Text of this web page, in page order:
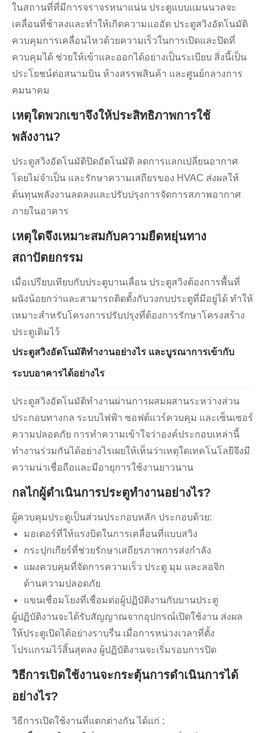
ในสถานที่ที่มีการจราจรหนาแน่น ประตูแบบแมนนวลจะ
เคลื่อนที่ช้าลงและทำให้เกิดความแออัด ประตูสวิงอัตโนมัติ
ควบคุมการเคลื่อนไหวด้วยความเร็วในการเปิดและปิดที่
ควบคุมได้ ช่วยให้เข้าและออกได้อย่างเป็นระเบียบ สิ่งนี้เป็น
ประโยชน์ต่อสนามบิน ห้างสรรพสินค้า และศูนย์กลางการ
คมนาคม
เหตุใดพวกเขาจึงให้ประสิทธิภาพการใช้
พลังงาน?
ประตูสวิงอัตโนมัติปิดอัตโนมัติ ลดการแลกเปลี่ยนอากาศ
โดยไม่จำเป็น และรักษาความเสถียรของ HVAC ส่งผลให้
ต้นทุนพลังงานลดลงและปรับปรุงการจัดการสภาพอากาศ
ภายในอาคาร
เหตุใดจึงเหมาะสมกับความยืดหยุ่นทาง
สถาปัตยกรรม
เมื่อเปรียบเทียบกับประตูบานเลื่อน ประตูสวิงต้องการพื้นที่
ผนังน้อยกว่าและสามารถติดตั้งกับวงกบประตูที่มีอยู่ได้ ทำให้
เหมาะสำหรับโครงการปรับปรุงที่ต้องการรักษาโครงสร้าง
ประตูเดิมไว้
ประตูสวิงอัตโนมัติทำงานอย่างไร และบูรณาการเข้ากับ
ระบบอาคารได้อย่างไร
ประตูสวิงอัตโนมัติทำงานผ่านการผสมผสานระหว่างส่วน
ประกอบทางกล ระบบไฟฟ้า ซอฟต์แวร์ควบคุม และเซ็นเซอร์
ความปลอดภัย การทำความเข้าใจว่าองค์ประกอบเหล่านี้
ทำงานร่วมกันได้อย่างไรเผยให้เห็นว่าเหตุใดเทคโนโลยีจึงมี
ความน่าเชื่อถือและมีอายุการใช้งานยาวนาน
กลไกผู้ดำเนินการประตูทำงานอย่างไร?
ผู้ควบคุมประตูเป็นส่วนประกอบหลัก ประกอบด้วย:
มอเตอร์ที่ให้แรงบิดในการเคลื่อนที่แบบสวิง
กระปุกเกียร์ที่ช่วยรักษาเสถียรภาพการส่งกำลัง
แผงควบคุมที่จัดการความเร็ว ประตู มุม และลอจิก
ด้านความปลอดภัย
แขนเชื่อมโยงที่เชื่อมต่อผู้ปฏิบัติงานกับบานประตู
ผู้ปฏิบัติงานจะได้รับสัญญาณจากอุปกรณ์เปิดใช้งาน ส่งผล
ให้ประตูเปิดได้อย่างราบรื่น เมื่อการหน่วงเวลาที่ตั้ง
โปรแกรมไว้สิ้นสุดลง ผู้ปฏิบัติงานจะเริ่มรอบการปิด
วิธีการเปิดใช้งานจะกระตุ้นการดำเนินการได้
อย่างไร?
วิธีการเปิดใช้งานที่แตกต่างกัน ได้แก่ :